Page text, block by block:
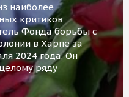
наиболее
критиков
Фонда борьбы с
в Харпе за
2024 года. Он
ряду